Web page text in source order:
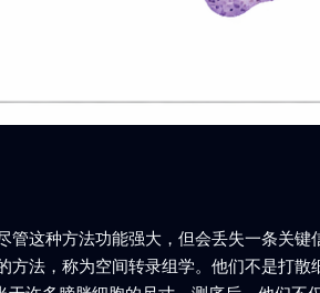
这种方法功能强大，但会丢失一条关键
法，称为空间转录组学。他们不是打散